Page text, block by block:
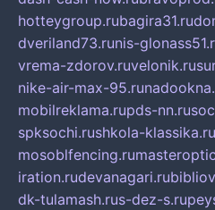
hotteygroup.rubagira31.ru
dveriland73.runis-
vrema-zdorov.ruvelonik.ru
nike-air-max-95.ru
mobilreklama.rupds-nn.ru
spksochi.rushkola-klassika.ru
mosoblfencing.ru
iration.rudevanagari.ru
dk-tulamash.rus-dez-s.ru